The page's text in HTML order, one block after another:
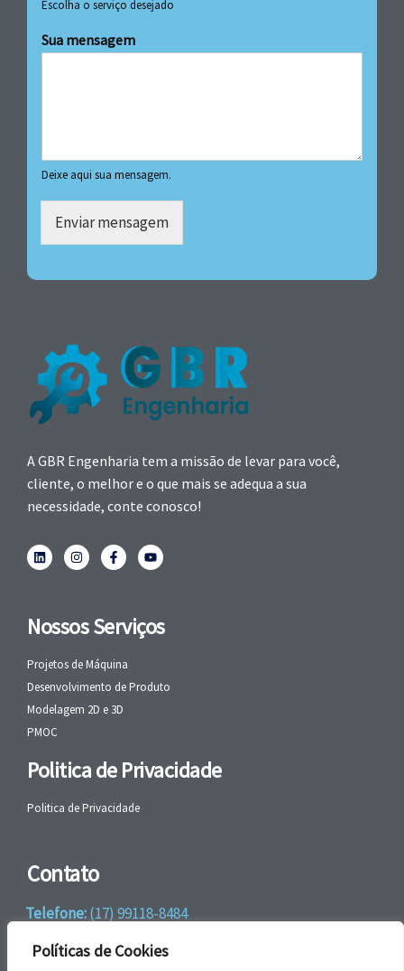
Políticas de Cookies
Escolha o serviço desejado
Sua mensagem
Deixe aqui sua mensagem.
Enviar mensagem
A GBR Engenharia tem a missão de levar para você,
cliente, o melhor e o que mais se adequa a sua
necessidade, conte conosco!
Nossos Serviços
Projetos de Máquina
Desenvolvimento de Produto
Modelagem 2D e 3D
PMOC
Politica de Privacidade
Politica de Privacidade
Contato
Telefone:(17) 99118-8484
WhatsApp:+55 (17) 99118-8484